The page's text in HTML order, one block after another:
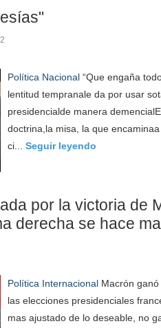
Política Nacional “Que engaña
lentitud tempranale da por usar
presidencialde manera
doctrina,la misa, la que
ci... Seguir leyendo
por la victoria de
derecha se hace
Política Internacional Macrón
las elecciones presidenciales
mas ajustado de lo deseable, no